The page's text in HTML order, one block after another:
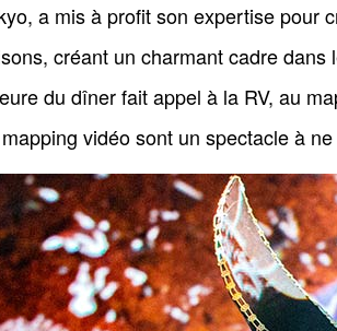
a mis à profit son expertise pour
créant un charmant cadre
du dîner fait appel à la RV, au
vidéo sont un spectacle à